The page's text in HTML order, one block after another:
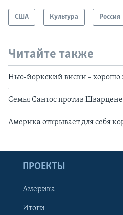
США Культура Россия
Читайте также
Нью-йоркский виски – хорошо
Семья Сантос против
Америка открывает для себя
ПРОЕКТЫ
Америка
Итоги